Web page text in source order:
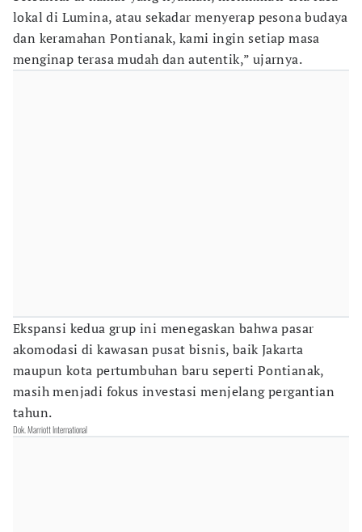
lokal di Lumina, atau sekadar menyerap pesona budaya
dan keramahan Pontianak, kami ingin setiap masa
menginap terasa mudah dan autentik,” ujarnya.
Ekspansi kedua grup ini menegaskan bahwa pasar
akomodasi di kawasan pusat bisnis, baik Jakarta
maupun kota pertumbuhan baru seperti Pontianak,
masih menjadi fokus investasi menjelang pergantian
tahun.
Dok. Marriott International